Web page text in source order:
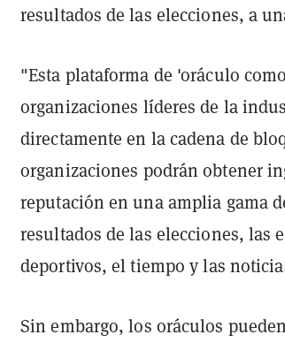
resultados de las elecciones, a
"Esta plataforma de 'oráculo
organizaciones líderes de la
directamente en la cadena de
organizaciones podrán obtener
reputación en una amplia gama
resultados de las elecciones, las
deportivos, el tiempo y las
Sin embargo, los oráculos